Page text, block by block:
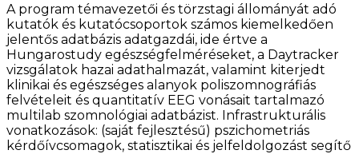
A program témavezetői és törzstagi állományát adó
kutatók és kutatócsoportok számos kiemelkedően
jelentős adatbázis adatgazdái, ide értve a
Hungarostudy egészségfelméréseket, a Daytracker
vizsgálatok hazai adathalmazát, valamint kiterjedt
klinikai és egészséges alanyok poliszomnográfiás
felvételeit és quantitatív EEG vonásait tartalmazó
multilab szomnológiai adatbázist. Infrastrukturális
vonatkozások: (saját fejlesztésű) pszichometriás
kérdőívcsomagok, statisztikai és jelfeldolgozást segítő